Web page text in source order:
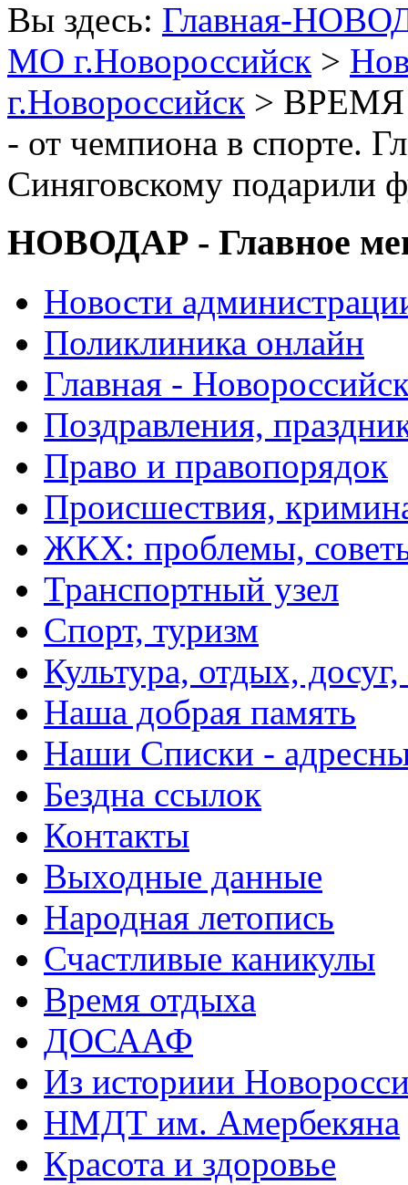
Вы здесь: Главная-
МО г.Новороссийск >
г.Новороссийск > ВРЕМЯ
- от чемпиона в спорте.
Синяговскому подарили
НОВОДАР - Главное
Новости
Поликлиника онлайн
Главная -
Поздравления,
Право и правопорядок
Происшествия,
ЖКХ: проблемы,
Транспортный узел
Спорт, туризм
Культура, отдых,
Наша добрая память
Наши Списки -
Бездна ссылок
Контакты
Выходные данные
Народная летопись
Счастливые каникулы
Время отдыха
ДОСААФ
Из историии
НМДТ им. Амербекяна
Красота и здоровье